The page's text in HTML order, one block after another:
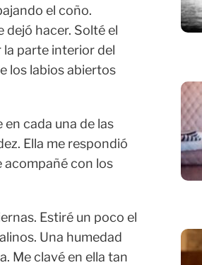
el coño.
dejó hacer. Solté el
la parte interior del
los labios abiertos
cada una de las
Ella me respondió
acompañé con los
Estiré un poco el
Una humedad
Me clavé en ella tan